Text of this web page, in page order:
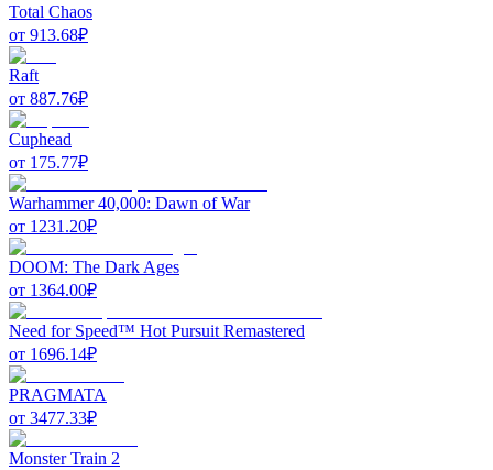
Total Chaos
от 913.68₽
Raft
от 887.76₽
Cuphead
от 175.77₽
Warhammer 40,000: Dawn of War
от 1231.20₽
DOOM: The Dark Ages
от 1364.00₽
Need for Speed™ Hot Pursuit Remastered
от 1696.14₽
PRAGMATA
от 3477.33₽
Monster Train 2